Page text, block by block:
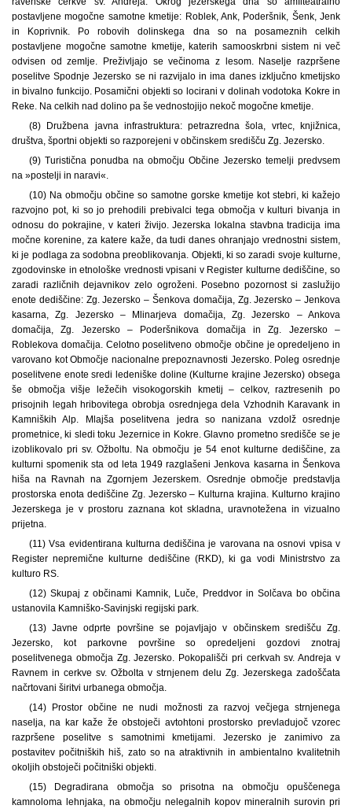
postavljene mogočne samotne kmetije: Roblek, Ank, Poderšnik, Šenk, Jenk
in Koprivnik. Po robovih dolinskega dna so na posameznih celkih
postavljene mogočne samotne kmetije, katerih samooskrbni sistem ni več
odvisen od zemlje. Preživljajo se večinoma z lesom. Naselje razpršene
poselitve Spodnje Jezersko se ni razvijalo in ima danes izključno kmetijsko
in bivalno funkcijo. Posamični objekti so locirani v dolinah vodotoka Kokre in
Reke. Na celkih nad dolino pa še vednostojijo nekoč mogočne kmetije.
(8) Družbena javna infrastruktura: petrazredna šola, vrtec, knjižnica,
društva, športni objekti so razporejeni v občinskem središču Zg. Jezersko.
(9) Turistična ponudba na območju Občine Jezersko temelji predvsem
na »postelji in naravi«.
(10) Na območju občine so samotne gorske kmetije kot stebri, ki kažejo
razvojno pot, ki so jo prehodili prebivalci tega območja v kulturi bivanja in
odnosu do pokrajine, v kateri živijo. Jezerska lokalna stavbna tradicija ima
močne korenine, za katere kaže, da tudi danes ohranjajo vrednostni sistem,
ki je podlaga za sodobna preoblikovanja. Objekti, ki so zaradi svoje kulturne,
zgodovinske in etnološke vrednosti vpisani v Register kulturne dediščine, so
zaradi različnih dejavnikov zelo ogroženi. Posebno pozornost si zaslužijo
enote dediščine: Zg. Jezersko – Šenkova domačija, Zg. Jezersko – Jenkova
kasarna, Zg. Jezersko – Mlinarjeva domačija, Zg. Jezersko – Ankova
domačija, Zg. Jezersko – Poderšnikova domačija in Zg. Jezersko –
Roblekova domačija. Celotno poselitveno območje občine je opredeljeno in
varovano kot Območje nacionalne prepoznavnosti Jezersko. Poleg osrednje
poselitvene enote sredi ledeniške doline (Kulturne krajine Jezersko) obsega
še območja višje ležečih visokogorskih kmetij – celkov, raztresenih po
prisojnih legah hribovitega obrobja osrednjega dela Vzhodnih Karavank in
Kamniških Alp. Mlajša poselitvena jedra so nanizana vzdolž osrednje
prometnice, ki sledi toku Jezernice in Kokre. Glavno prometno središče se je
izoblikovalo pri sv. Ožboltu. Na območju je 54 enot kulturne dediščine, za
kulturni spomenik sta od leta 1949 razglašeni Jenkova kasarna in Šenkova
hiša na Ravnah na Zgornjem Jezerskem. Osrednje območje predstavlja
prostorska enota dediščine Zg. Jezersko – Kulturna krajina. Kulturno krajino
Jezerskega je v prostoru zaznana kot skladna, uravnotežena in vizualno
prijetna.
(11) Vsa evidentirana kulturna dediščina je varovana na osnovi vpisa v
Register nepremične kulturne dediščine (RKD), ki ga vodi Ministrstvo za
kulturo RS.
(12) Skupaj z občinami Kamnik, Luče, Preddvor in Solčava bo občina
ustanovila Kamniško-Savinjski regijski park.
(13) Javne odprte površine se pojavljajo v občinskem središču Zg.
Jezersko, kot parkovne površine so opredeljeni gozdovi znotraj
poselitvenega območja Zg. Jezersko. Pokopališči pri cerkvah sv. Andreja v
Ravnem in cerkve sv. Ožbolta v strnjenem delu Zg. Jezerskega zadoščata
načrtovani širitvi urbanega območja.
(14) Prostor občine ne nudi možnosti za razvoj večjega strnjenega
naselja, na kar kaže že obstoječi avtohtoni prostorsko prevladujoč vzorec
razpršene poselitve s samotnimi kmetijami. Jezersko je zanimivo za
postavitev počitniških hiš, zato so na atraktivnih in ambientalno kvalitetnih
okoljih obstoječi počitniški objekti.
(15) Degradirana območja so prisotna na območju opuščenega
kamnoloma lehnjaka, na območju nelegalnih kopov mineralnih surovin pri